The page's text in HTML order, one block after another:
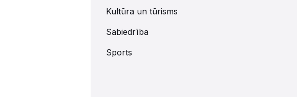
Kultūra un tūrisms
Sabiedrība
Sports